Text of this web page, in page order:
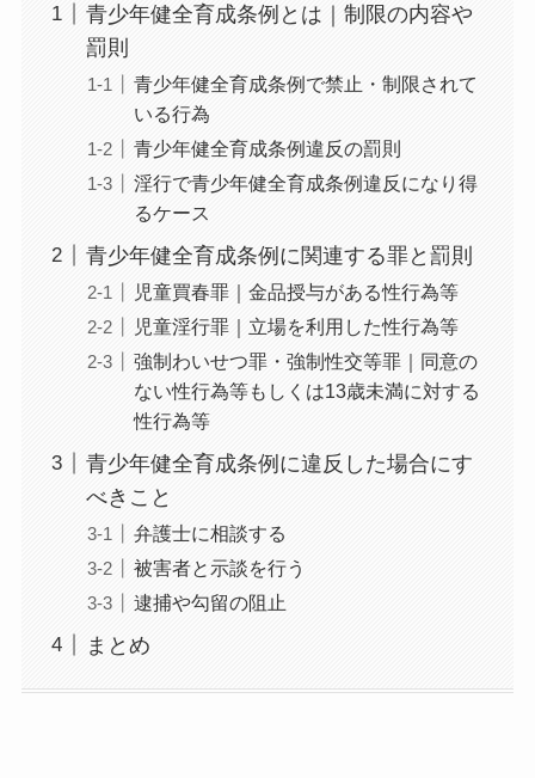
青少年健全育成条例とは｜制限の内容や
罰則
青少年健全育成条例で禁止・制限されて
いる行為
青少年健全育成条例違反の罰則
淫行で青少年健全育成条例違反になり得
るケース
青少年健全育成条例に関連する罪と罰則
児童買春罪｜金品授与がある性行為等
児童淫行罪｜立場を利用した性行為等
強制わいせつ罪・強制性交等罪｜同意の
ない性行為等もしくは13歳未満に対する
性行為等
青少年健全育成条例に違反した場合にす
べきこと
弁護士に相談する
被害者と示談を行う
逮捕や勾留の阻止
まとめ